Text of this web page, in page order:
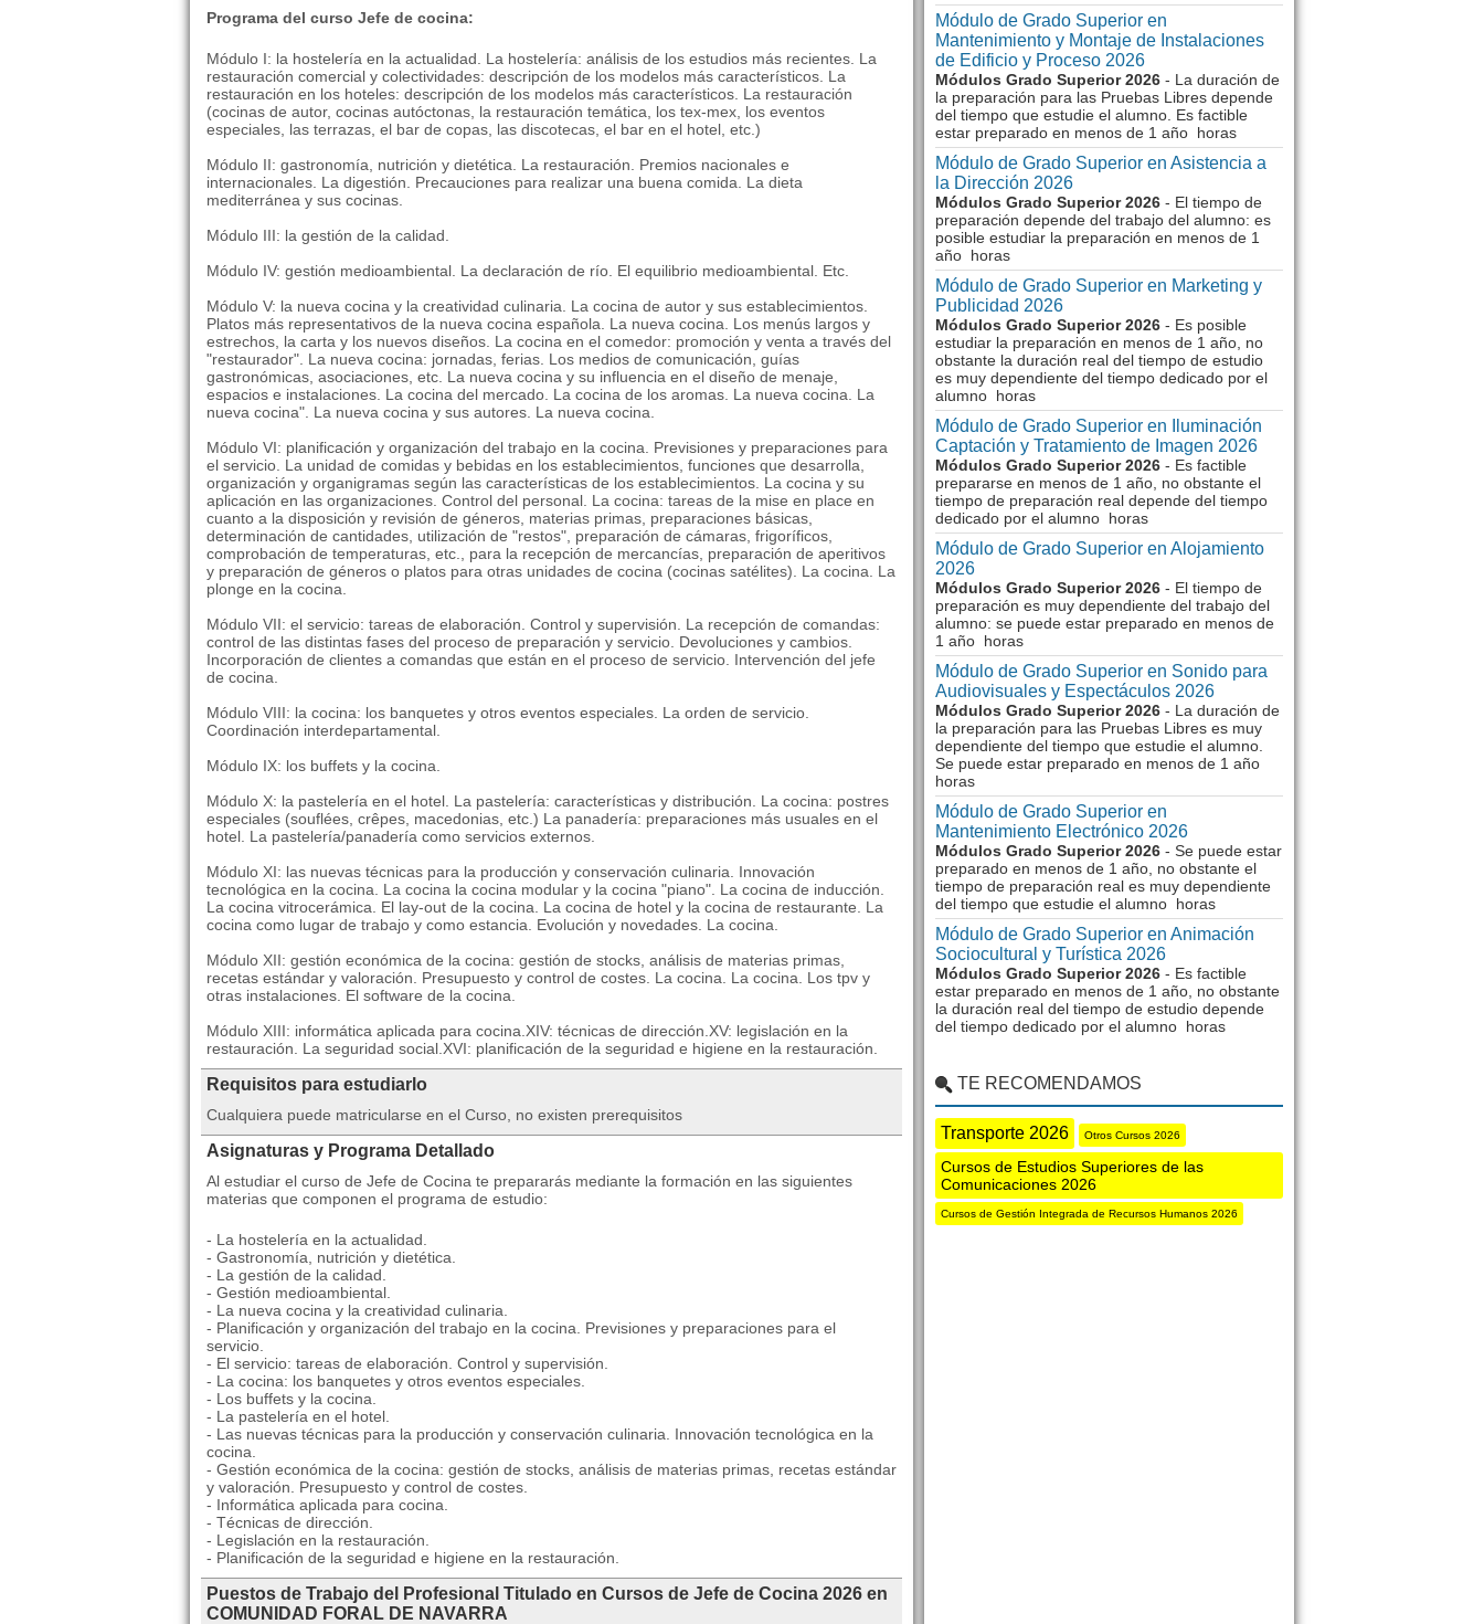
Programa del curso Jefe de cocina:
Módulo I: la hostelería en la actualidad. La hostelería: análisis de los estudios más recientes. La
restauración comercial y colectividades: descripción de los modelos más característicos. La
restauración en los hoteles: descripción de los modelos más característicos. La restauración
(cocinas de autor, cocinas autóctonas, la restauración temática, los tex-mex, los eventos
especiales, las terrazas, el bar de copas, las discotecas, el bar en el hotel, etc.)
Módulo II: gastronomía, nutrición y dietética. La restauración. Premios nacionales e
internacionales. La digestión. Precauciones para realizar una buena comida. La dieta
mediterránea y sus cocinas.
Módulo III: la gestión de la calidad.
Módulo IV: gestión medioambiental. La declaración de río. El equilibrio medioambiental. Etc.
Módulo V: la nueva cocina y la creatividad culinaria. La cocina de autor y sus establecimientos.
Platos más representativos de la nueva cocina española. La nueva cocina. Los menús largos y
estrechos, la carta y los nuevos diseños. La cocina en el comedor: promoción y venta a través del
"restaurador". La nueva cocina: jornadas, ferias. Los medios de comunicación, guías
gastronómicas, asociaciones, etc. La nueva cocina y su influencia en el diseño de menaje,
espacios e instalaciones. La cocina del mercado. La cocina de los aromas. La nueva cocina. La
nueva cocina". La nueva cocina y sus autores. La nueva cocina.
Módulo VI: planificación y organización del trabajo en la cocina. Previsiones y preparaciones para
el servicio. La unidad de comidas y bebidas en los establecimientos, funciones que desarrolla,
organización y organigramas según las características de los establecimientos. La cocina y su
aplicación en las organizaciones. Control del personal. La cocina: tareas de la mise en place en
cuanto a la disposición y revisión de géneros, materias primas, preparaciones básicas,
determinación de cantidades, utilización de "restos", preparación de cámaras, frigoríficos,
comprobación de temperaturas, etc., para la recepción de mercancías, preparación de aperitivos
y preparación de géneros o platos para otras unidades de cocina (cocinas satélites). La cocina. La
plonge en la cocina.
Módulo VII: el servicio: tareas de elaboración. Control y supervisión. La recepción de comandas:
control de las distintas fases del proceso de preparación y servicio. Devoluciones y cambios.
Incorporación de clientes a comandas que están en el proceso de servicio. Intervención del jefe
de cocina.
Módulo VIII: la cocina: los banquetes y otros eventos especiales. La orden de servicio.
Coordinación interdepartamental.
Módulo IX: los buffets y la cocina.
Módulo X: la pastelería en el hotel. La pastelería: características y distribución. La cocina: postres
especiales (souflées, crêpes, macedonias, etc.) La panadería: preparaciones más usuales en el
hotel. La pastelería/panadería como servicios externos.
Módulo XI: las nuevas técnicas para la producción y conservación culinaria. Innovación
tecnológica en la cocina. La cocina la cocina modular y la cocina "piano". La cocina de inducción.
La cocina vitrocerámica. El lay-out de la cocina. La cocina de hotel y la cocina de restaurante. La
cocina como lugar de trabajo y como estancia. Evolución y novedades. La cocina.
Módulo XII: gestión económica de la cocina: gestión de stocks, análisis de materias primas,
recetas estándar y valoración. Presupuesto y control de costes. La cocina. La cocina. Los tpv y
otras instalaciones. El software de la cocina.
Módulo XIII: informática aplicada para cocina.XIV: técnicas de dirección.XV: legislación en la
restauración. La seguridad social.XVI: planificación de la seguridad e higiene en la restauración.
Requisitos para estudiarlo
Cualquiera puede matricularse en el Curso, no existen prerequisitos
Asignaturas y Programa Detallado
Al estudiar el curso de Jefe de Cocina te prepararás mediante la formación en las siguientes
materias que componen el programa de estudio:
- La hostelería en la actualidad.
- Gastronomía, nutrición y dietética.
- La gestión de la calidad.
- Gestión medioambiental.
- La nueva cocina y la creatividad culinaria.
- Planificación y organización del trabajo en la cocina. Previsiones y preparaciones para el
servicio.
- El servicio: tareas de elaboración. Control y supervisión.
- La cocina: los banquetes y otros eventos especiales.
- Los buffets y la cocina.
- La pastelería en el hotel.
- Las nuevas técnicas para la producción y conservación culinaria. Innovación tecnológica en la
cocina.
- Gestión económica de la cocina: gestión de stocks, análisis de materias primas, recetas estándar
y valoración. Presupuesto y control de costes.
- Informática aplicada para cocina.
- Técnicas de dirección.
- Legislación en la restauración.
- Planificación de la seguridad e higiene en la restauración.
Puestos de Trabajo del Profesional Titulado en Cursos de Jefe de Cocina 2026 en
COMUNIDAD FORAL DE NAVARRA
Módulo de Grado Superior en
Mantenimiento y Montaje de Instalaciones
de Edificio y Proceso 2026
Módulos Grado Superior 2026 - La duración de
la preparación para las Pruebas Libres depende
del tiempo que estudie el alumno. Es factible
estar preparado en menos de 1 año horas
Módulo de Grado Superior en Asistencia a
la Dirección 2026
Módulos Grado Superior 2026 - El tiempo de
preparación depende del trabajo del alumno: es
posible estudiar la preparación en menos de 1
año horas
Módulo de Grado Superior en Marketing y
Publicidad 2026
Módulos Grado Superior 2026 - Es posible
estudiar la preparación en menos de 1 año, no
obstante la duración real del tiempo de estudio
es muy dependiente del tiempo dedicado por el
alumno horas
Módulo de Grado Superior en Iluminación
Captación y Tratamiento de Imagen 2026
Módulos Grado Superior 2026 - Es factible
prepararse en menos de 1 año, no obstante el
tiempo de preparación real depende del tiempo
dedicado por el alumno horas
Módulo de Grado Superior en Alojamiento
2026
Módulos Grado Superior 2026 - El tiempo de
preparación es muy dependiente del trabajo del
alumno: se puede estar preparado en menos de
1 año horas
Módulo de Grado Superior en Sonido para
Audiovisuales y Espectáculos 2026
Módulos Grado Superior 2026 - La duración de
la preparación para las Pruebas Libres es muy
dependiente del tiempo que estudie el alumno.
Se puede estar preparado en menos de 1 año
horas
Módulo de Grado Superior en
Mantenimiento Electrónico 2026
Módulos Grado Superior 2026 - Se puede estar
preparado en menos de 1 año, no obstante el
tiempo de preparación real es muy dependiente
del tiempo que estudie el alumno horas
Módulo de Grado Superior en Animación
Sociocultural y Turística 2026
Módulos Grado Superior 2026 - Es factible
estar preparado en menos de 1 año, no obstante
la duración real del tiempo de estudio depende
del tiempo dedicado por el alumno horas
TE RECOMENDAMOS
Transporte 2026 Otros Cursos 2026
Cursos de Estudios Superiores de las
Comunicaciones 2026
Cursos de Gestión Integrada de Recursos Humanos 2026